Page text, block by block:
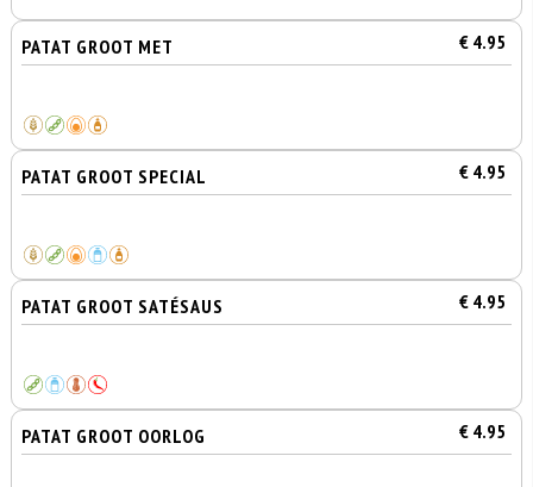
PATAT GROOT MET € 4.95
PATAT GROOT SPECIAL € 4.95
PATAT GROOT SATÉSAUS € 4.95
PATAT GROOT OORLOG € 4.95